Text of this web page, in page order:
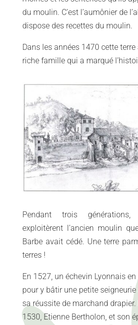
du moulin. C’est l’aumônier de
dispose des recettes du moulin.
Dans les années 1470 cette
riche famille qui a marqué
Pendant trois
exploitèrent l’ancien moulin
Barbe avait cédé. Une terre
terres !
En 1527, un échevin Lyonnais
pour y bâtir une petite
sa réussite de marchand
1530, Etienne Bertholon, et son